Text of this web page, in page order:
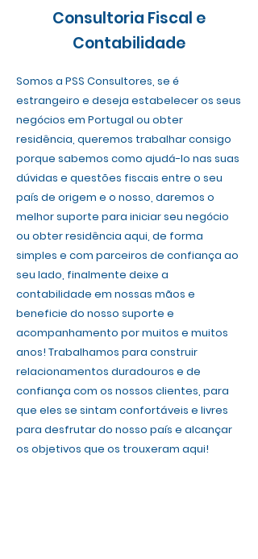
Consultoria Fiscal e
Contabilidade
Somos a PSS Consultores, se é
estrangeiro e deseja estabelecer os seus
negócios em Portugal ou obter
residência, queremos trabalhar consigo
porque sabemos como ajudá-lo nas suas
dúvidas e questões fiscais entre o seu
país de origem e o nosso, daremos o
melhor suporte para iniciar seu negócio
ou obter residência aqui, de forma
simples e com parceiros de confiança ao
seu lado, finalmente deixe a
contabilidade em nossas mãos e
beneficie do nosso suporte e
acompanhamento por muitos e muitos
anos! Trabalhamos para construir
relacionamentos duradouros e de
confiança com os nossos clientes, para
que eles se sintam confortáveis ​​e livres
para desfrutar do nosso país e alcançar
os objetivos que os trouxeram aqui!